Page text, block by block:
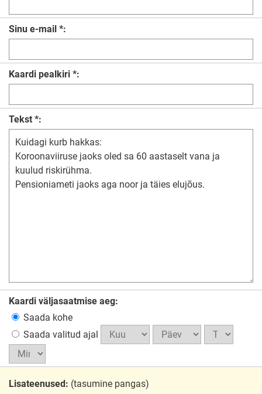
Sinu e-mail *:
Kaardi pealkiri *:
Tekst *:
Kaardi väljasaatmise aeg:
Saada kohe
Saada valitud ajal
Lisateenused: (tasumine pangas)